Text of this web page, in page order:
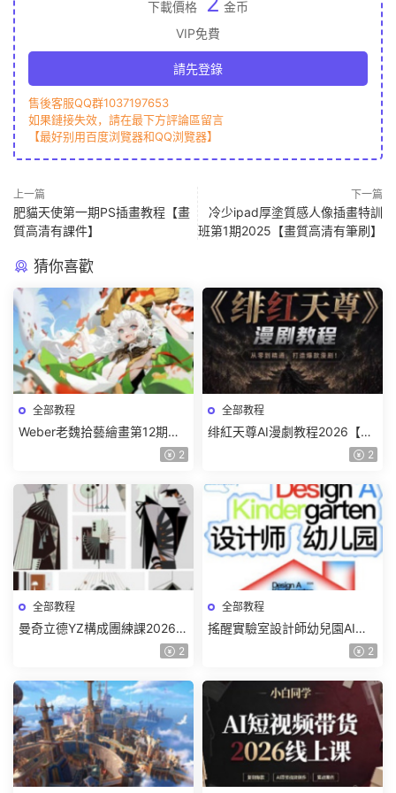
下載價格
金币
VIP免費
請先登錄
售後客服QQ群1037197653
如果鏈接失效，請在最下方評論區留言
【最好别用百度浏覽器和QQ浏覽器】
上一篇
肥貓天使第一期PS插畫教程【畫
質高清有課件】
下一篇
冷少ipad厚塗質感人像插畫特訓
班第1期2025【畫質高清有筆刷】
猜你喜歡
全部教程
Weber老魏拾藝繪畫第12期角
色特訓班【畫質不錯隻有視
2
全部教程
绯紅天尊AI漫劇教程2026【畫
2
全部教程
曼奇立德YZ構成團練課2026年
8月已結課【畫質高清有課件】
2
全部教程
搖醒實驗室設計師幼兒園AI軟
件基礎課2025【畫質不錯有素
2